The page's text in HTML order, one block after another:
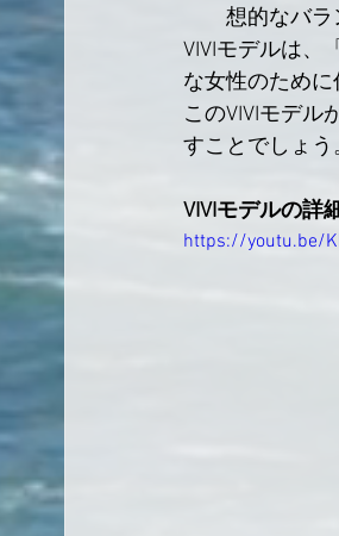
想的なバラ
VIVIモデルは、
な女性のために
このVIVIモデル
すことでしょう
VIVIモデルの詳
https://youtu.be/